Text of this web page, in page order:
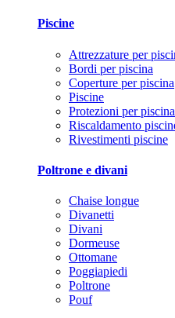
Piscine
Attrezzature per
Bordi per piscina
Coperture per piscina
Piscine
Protezioni per piscina
Riscaldamento
Rivestimenti piscine
Poltrone e divani
Chaise longue
Divanetti
Divani
Dormeuse
Ottomane
Poggiapiedi
Poltrone
Pouf